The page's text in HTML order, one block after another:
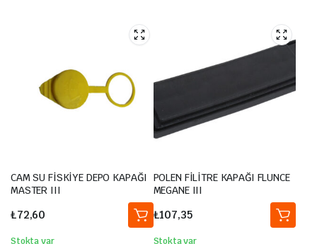
CAM SU FİSKİYE DEPO KAPAĞI
MASTER III
₺72,60
Stokta var
POLEN FİLİTRE KAPAĞI FLUNCE
MEGANE III
₺107,35
Stokta var